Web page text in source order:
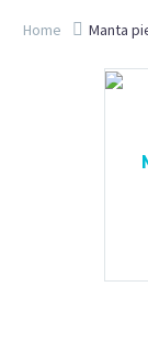
Home Manta